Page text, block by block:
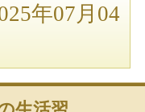
年07月04